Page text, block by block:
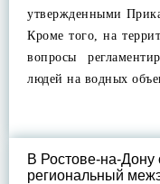
утвержденными
Кроме того, на
вопросы
людей на водных
В Ростове-на-Дону
региональный